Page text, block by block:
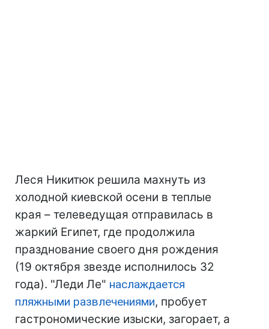
Леся Никитюк решила махнуть из
холодной киевской осени в теплые
края – телеведущая отправилась в
жаркий Египет, где продолжила
празднование своего дня рождения
(19 октября звезде исполнилось 32
года). "Леди Ле" наслаждается
пляжными развлечениями, пробует
гастрономические изыски, загорает, а